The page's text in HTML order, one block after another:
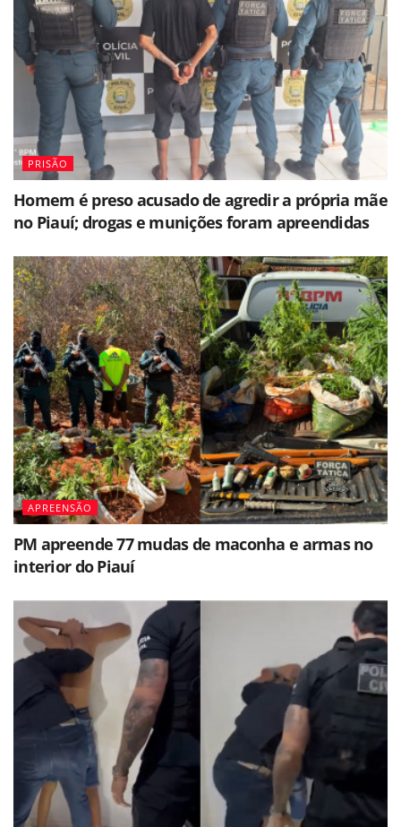
PRISÃO
Homem é preso acusado de agredir a própria mãe
no Piauí; drogas e munições foram apreendidas
APREENSÃO
PM apreende 77 mudas de maconha e armas no
interior do Piauí